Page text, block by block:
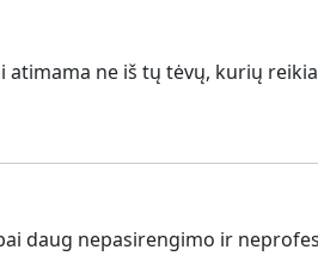
atimama ne iš tų tėvų, kurių
daug nepasirengimo ir